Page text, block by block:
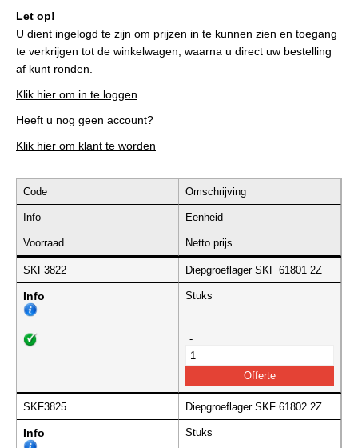
Let op!
U dient ingelogd te zijn om prijzen in te kunnen zien en toegang
te verkrijgen tot de winkelwagen, waarna u direct uw bestelling
af kunt ronden.
Klik hier om in te loggen
Heeft u nog geen account?
Klik hier om klant te worden
Code Omschrijving
Info Eenheid
Voorraad Netto prijs
SKF3822 Diepgroeflager SKF 61801 2Z
Info Stuks
-
SKF3825 Diepgroeflager SKF 61802 2Z
Info Stuks